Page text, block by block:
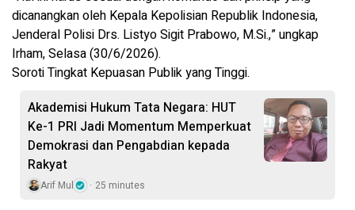
dicanangkan oleh Kepala Kepolisian Republik Indonesia,
Jenderal Polisi Drs. Listyo Sigit Prabowo, M.Si.,” ungkap
Irham, Selasa (30/6/2026).
Soroti Tingkat Kepuasan Publik yang Tinggi.
Akademisi Hukum Tata Negara: HUT
Ke-1 PRI Jadi Momentum Memperkuat
Demokrasi dan Pengabdian kepada
Rakyat
Arif Mul 25 minutes